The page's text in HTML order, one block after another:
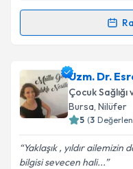
Metni'ni
kapsamda
Randevu
Uzm. Dr. Uğur
oluşturun. Size bu
takvim
Uzm. Dr.
Çocuk Sağlığı
Bursa, Nilüfer
5 (3
Yaklaşık , yıldır ailemizin
bilgisi sevecen hali...